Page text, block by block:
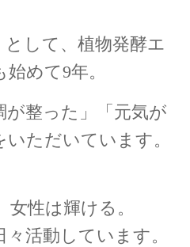
として、植物発酵エ
めて9年。
が整った」「元気が
ただいています。
性は輝ける。
活動しています。